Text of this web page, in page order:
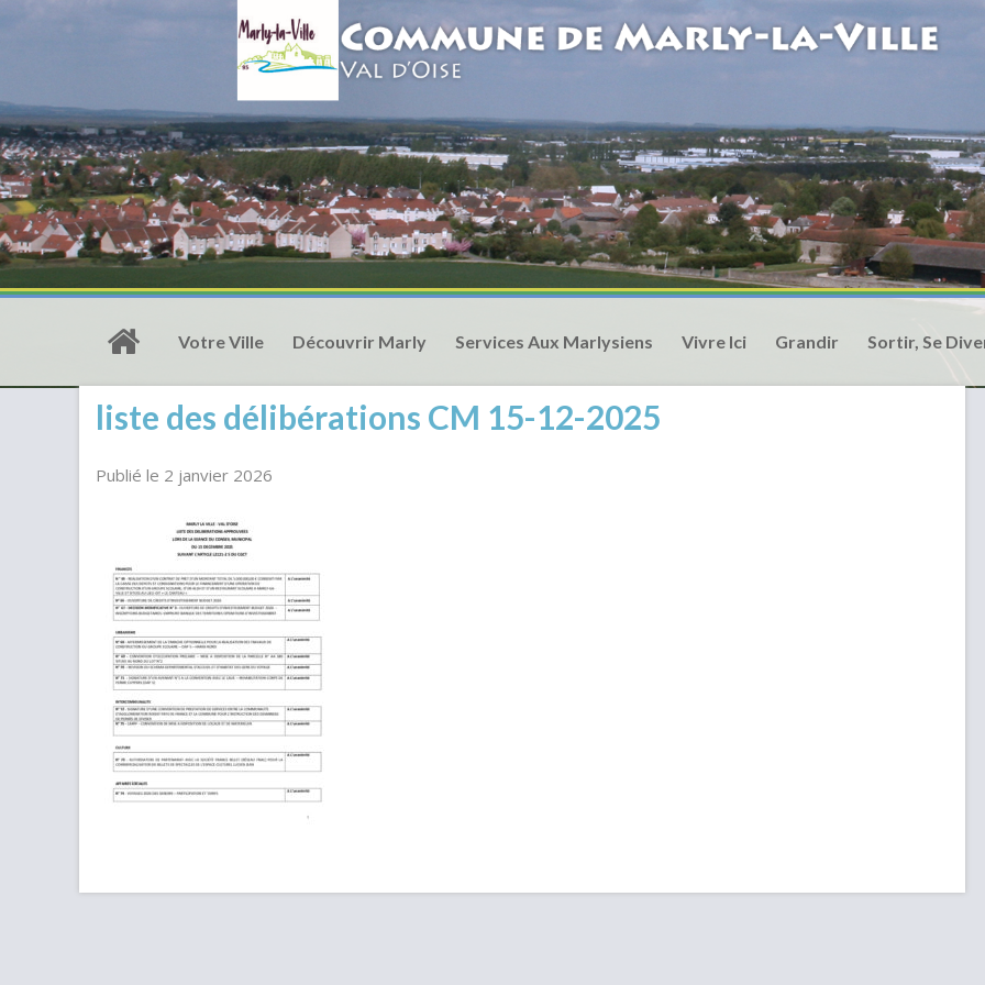
Votre Ville Découvrir Marly Services Aux Marlysiens Vivre Ici Grandir Sortir, Se
liste des délibérations CM 15-12-2025
Publié le 2 janvier 2026